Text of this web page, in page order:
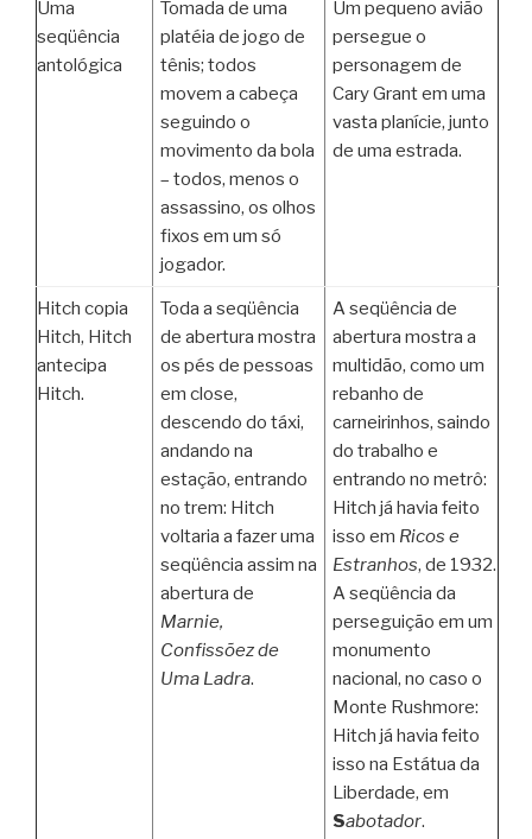
Uma
seqüência
antológica
Tomada de uma
platéia de jogo de
tênis; todos
movem a cabeça
seguindo o
movimento da bola
– todos, menos o
assassino, os olhos
fixos em um só
jogador.
Um pequeno avião
persegue o
personagem de
Cary Grant em uma
vasta planície, junto
de uma estrada.
Hitch copia
Hitch, Hitch
antecipa
Hitch.
Toda a seqüência
de abertura mostra
os pés de pessoas
em close,
descendo do táxi,
andando na
estação, entrando
no trem: Hitch
voltaria a fazer uma
seqüência assim na
abertura de
Marnie,
Confissõez de
Uma Ladra.
A seqüência de
abertura mostra a
multidão, como um
rebanho de
carneirinhos, saindo
do trabalho e
entrando no metrô:
Hitch já havia feito
isso em Ricos e
Estranhos, de 1932.
A seqüência da
perseguição em um
monumento
nacional, no caso o
Monte Rushmore:
Hitch já havia feito
isso na Estátua da
Liberdade, em
Sabotador.